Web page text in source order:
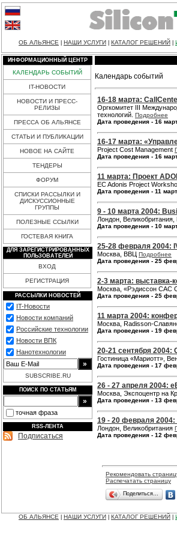
ОБ АЛЬЯНСЕ НАШИ УСЛУГИ КАТАЛОГ РЕШЕНИЙ
ИНФОРМАЦИОННЫЙ ЦЕНТР
КАЛЕНДАРЬ СОБЫТИЙ
IT-НОВОСТИ
НОВОСТИ И ПРЕСС-
РЕЛИЗЫ
ПРЕССА ОБ АЛЬЯНСЕ
СТАТЬИ И ПУБЛИКАЦИИ
НОВОЕ НА САЙТЕ
ТЕНДЕРЫ
ФОРУМ
СПИСКИ РАССЫЛКИ И
ДИСКУССИОННЫЕ
ГРУППЫ
ПОЛЕЗНЫЕ ССЫЛКИ
ГОСТЕВАЯ КНИГА
ДЛЯ ЗАРЕГИСТРИРОВАННЫХ
ПОЛЬЗОВАТЕЛЕЙ
ВХОД
РЕГИСТРАЦИЯ
РАССЫЛКИ НОВОСТЕЙ
IT-Новости
Новости компаний
Российские технологии
Новости ВПК
Нанотехнологии
SUBSCRIBE.RU
ПОИСК ПО СТАТЬЯМ
точная фраза
RSS-ЛЕНТА
Подписаться
Календарь событий
16-18 марта:
Оргкомитет III
технологий. Подробнее
Дата проведения - 16
16-17 марта:
Project Cost Management
Дата проведения - 16
11 марта: Проект
EC Adonis Project
Дата проведения - 11
9 - 10 марта 2004:
Лондон,
Дата проведения - 10
25-28 февраля 2004:
Москва, ВВЦ Подробнее
Дата проведения - 25
2-3 марта: выставка-
Москва, «Рэдиссон САС
Дата проведения - 25
11 марта 2004:
Москва, Radisson-
Дата проведения - 19
20-21 сентября
Гостиница «Мариотт»,
Дата проведения - 17
26 - 27 апреля 2004:
Москва, Экспоцентр на
Дата проведения - 13
19 - 20 февраля
Лондон, Великобритания
Дата проведения - 12
Рекомендовать
Распечатать страницу
Поделиться…
ОБ АЛЬЯНСЕ НАШИ УСЛУГИ КАТАЛОГ РЕШЕНИЙ